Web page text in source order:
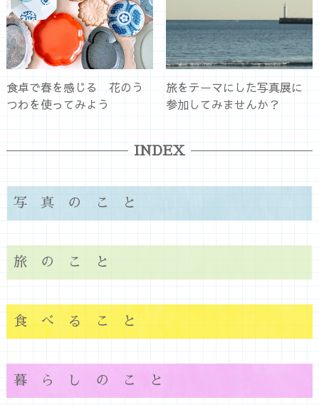
食卓で春を感じる 花のう
つわを使ってみよう
旅をテーマにした写真展に
参加してみませんか？
INDEX
写真のこと
旅のこと
食べること
暮らしのこと